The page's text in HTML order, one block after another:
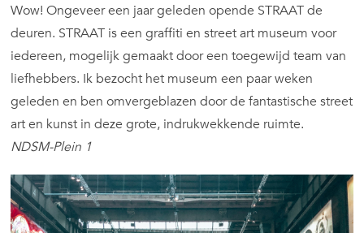
Wow! Ongeveer een jaar geleden opende STRAAT de
deuren. STRAAT is een graffiti en street art museum voor
iedereen, mogelijk gemaakt door een toegewijd team van
liefhebbers. Ik bezocht het museum een paar weken
geleden en ben omvergeblazen door de fantastische street
art en kunst in deze grote, indrukwekkende ruimte.
NDSM-Plein 1